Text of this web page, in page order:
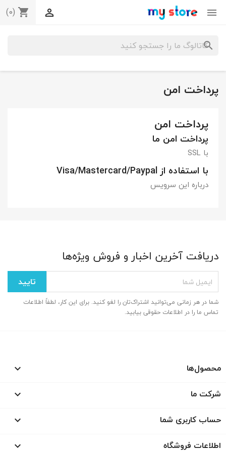

shopping_cart
(0) 
search
پرداخت امن
پرداخت امن
پرداخت امن ما
با SSL
با استفاده از Visa/Mastercard/Paypal
درباره این سرویس
دریافت آخرین اخبار و فروش ویژه‌ها
شما در هر زمانی می‌توانید اشتراک‌تان را لغو کنید. برای این کار، لطفاً اطلاعات
تماس ما را در اطلاعات حقوقی بیابید.
محصول‌ها 
شرکت ما 
حساب کاربری شما 
اطلاعات فروشگاه keyboard_arrow_down
ایجاد لیست علاقمندی‌ها
انصراف ایجاد لیست علاقمندی‌ها